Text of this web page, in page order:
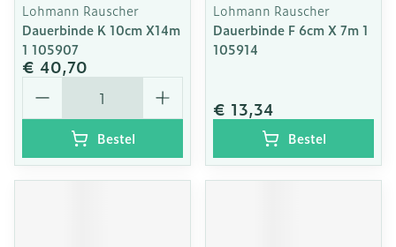
Lohmann Rauscher
Dauerbinde K 10cm X14m
1 105907
€ 40,70
Aantal
Bestel
Lohmann Rauscher
Dauerbinde F 6cm X 7m 1
105914
€ 13,34
Bestel